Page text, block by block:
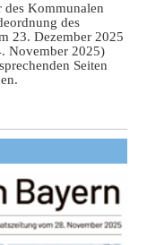
des Kommunalen
des
23. Dezember 2025
November 2025)
Seiten